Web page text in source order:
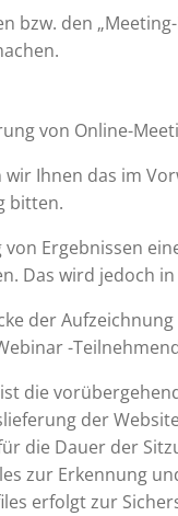
bzw. den
von Online-
Ihnen das im
bitten.
Ergebnissen
Das wird jedoch in
der
-
die
der
die Dauer der
zur Erkennung
erfolgt zur